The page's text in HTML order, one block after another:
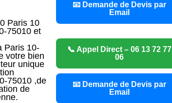
Paris 10
75010 et
Paris 10-
votre bien
unique
75010 ,de
de
📧 Demande de Devis par
Email
📞 Appel Direct – 06 13 72 77
06
📧 Demande de Devis par
Email